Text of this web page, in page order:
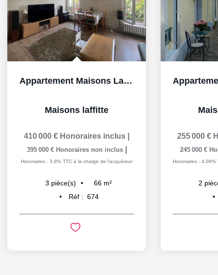
Appartement Maisons Laffitte 3 pièce(s) 66 m2 box et cave
Maisons laffitte
410 000 € Honoraires inclus
395 000 € Honoraires non inclus
Honoraires : 3,8% TTC à la charge de l'acquéreur
3 pièce(s) 66 m²
Réf : 674
255 000 €
245 000 €
Honoraires : 4,08%
2